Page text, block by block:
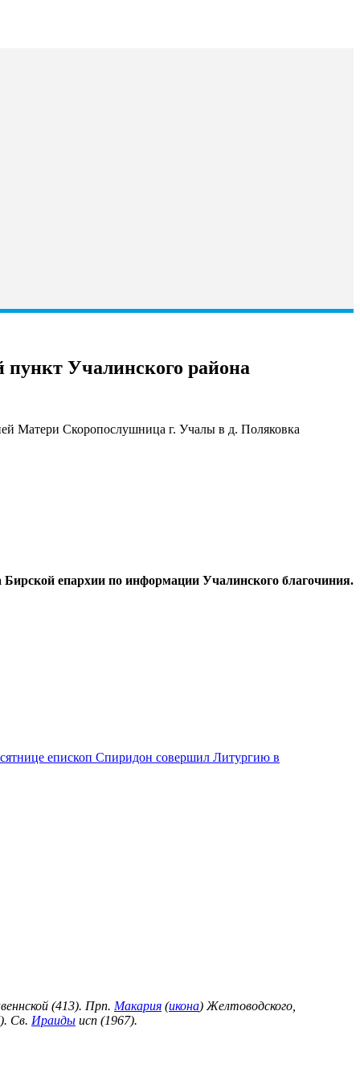
пункт Учалинского района
Матери Скоропослушница г. Учалы в д. Поляковка
Бирской епархии по информации Учалинского благочиния.
епископ Спиридон совершил Литургию в
(413). Прп. Макария (икона) Желтоводского,
Св. Ираиды исп (1967).